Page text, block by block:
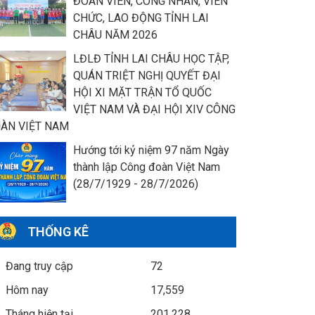
CHỨC, LAO ĐỘNG TỈNH LAI
CHÂU NĂM 2026
LĐLĐ TỈNH LAI CHÂU HỌC TẬP,
QUÁN TRIỆT NGHỊ QUYẾT ĐẠI
HỘI XI MẶT TRẬN TỔ QUỐC
VIỆT NAM VÀ ĐẠI HỘI XIV CÔNG
VIỆT NAM
Hướng tới kỷ niệm 97 năm Ngày
thành lập Công đoàn Việt Nam
(28/7/1929 - 28/7/2026)
THỐNG KÊ
Đang truy cập
72
Hôm nay
17,559